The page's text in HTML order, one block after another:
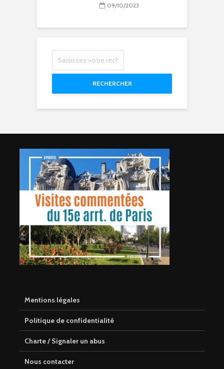
09/10/2023
RECHERCHER
Mentions légales
Politique de confidentialité
Charte / Signaler un abus
Nous contacter